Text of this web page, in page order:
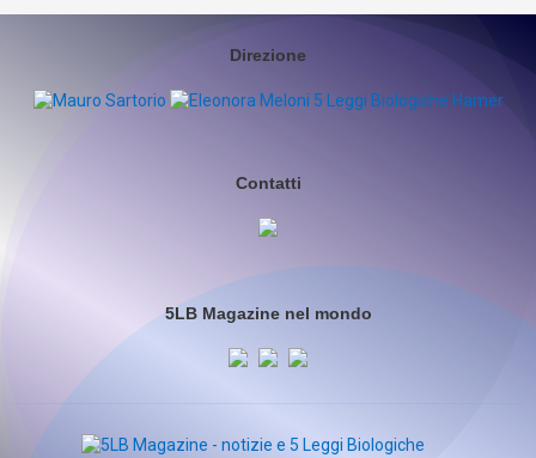
Direzione
Contatti
5LB Magazine nel mondo